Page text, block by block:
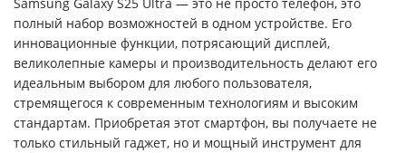
Samsung Galaxy S25 Ultra — это не просто телефон, это
полный набор возможностей в одном устройстве. Его
инновационные функции, потрясающий дисплей,
великолепные камеры и производительность делают его
идеальным выбором для любого пользователя,
стремящегося к современным технологиям и высоким
стандартам. Приобретая этот смартфон, вы получаете не
только стильный гаджет, но и мощный инструмент для